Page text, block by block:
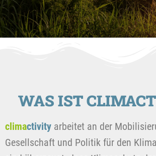
WAS IST
climactivity arbeitet an der
Gesellschaft und Politik für den